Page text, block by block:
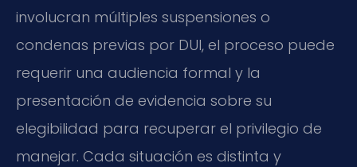
involucran múltiples suspensiones o
condenas previas por DUI, el proceso puede
requerir una audiencia formal y la
presentación de evidencia sobre su
elegibilidad para recuperar el privilegio de
manejar. Cada situación es distinta y